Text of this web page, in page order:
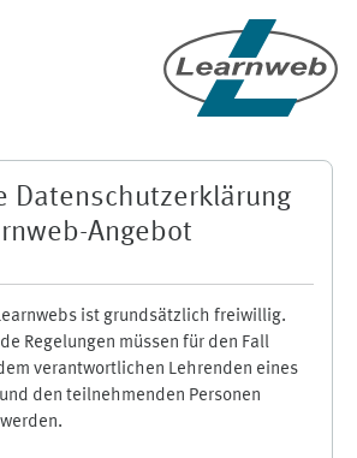
Datenschutzerklärung
Angebot
ist grundsätzlich freiwillig.
Regelungen müssen für den Fall
verantwortlichen Lehrenden eines
den teilnehmenden Personen